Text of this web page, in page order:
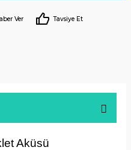
Ver Tavsiye Et
Aküsü